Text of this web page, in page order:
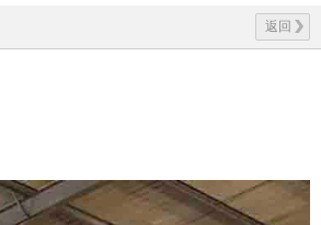
返回